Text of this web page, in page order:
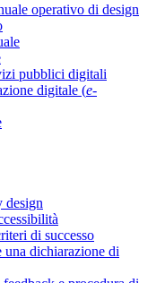
operativo di design
pubblici digitali
digitale (e-
design
di successo
una dichiarazione di